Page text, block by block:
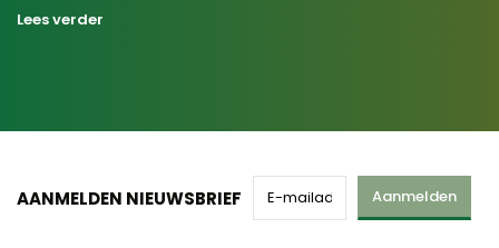
Lees verder
AANMELDEN NIEUWSBRIEF Aanmelden